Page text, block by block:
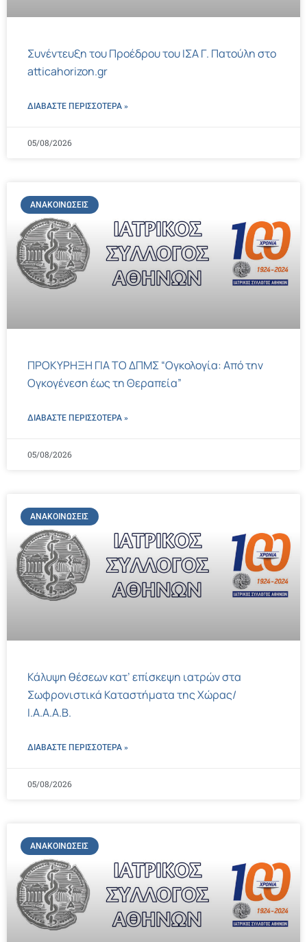
Συνέντευξη του Προέδρου του ΙΣΑ Γ. Πατούλη στο
atticahorizon.gr
ΔΙΑΒΑΣΤΕ ΠΕΡΙΣΣΌΤΕΡΑ »
05/08/2026
ΑΝΑΚΟΙΝΏΣΕΙΣ
ΠΡΟΚΥΡΗΞΗ ΓΙΑ ΤΟ ΔΠΜΣ “Ογκολογία: Από την
Ογκογένεση έως τη Θεραπεία”
ΔΙΑΒΑΣΤΕ ΠΕΡΙΣΣΌΤΕΡΑ »
05/08/2026
ΑΝΑΚΟΙΝΏΣΕΙΣ
Κάλυψη θέσεων κατ’ επίσκεψη ιατρών στα
Σωφρονιστικά Καταστήματα της Χώρας/
Ι.Α.Α.Α.Β.
ΔΙΑΒΑΣΤΕ ΠΕΡΙΣΣΌΤΕΡΑ »
05/08/2026
ΑΝΑΚΟΙΝΏΣΕΙΣ